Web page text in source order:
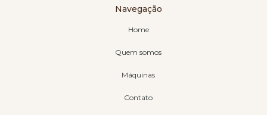
Navegação
Home
Quem somos
Máquinas
Contato